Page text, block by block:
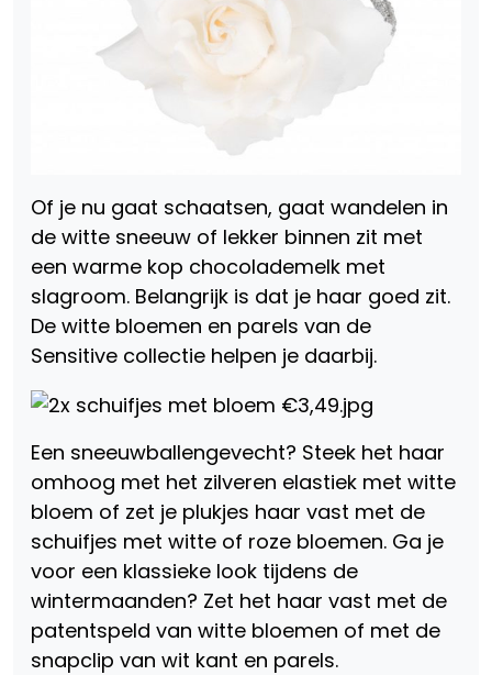
Of je nu gaat schaatsen, gaat wandelen in
de witte sneeuw of lekker binnen zit met
een warme kop chocolademelk met
slagroom. Belangrijk is dat je haar goed zit.
De witte bloemen en parels van de
Sensitive collectie helpen je daarbij.
Een sneeuwballengevecht? Steek het haar
omhoog met het zilveren elastiek met witte
bloem of zet je plukjes haar vast met de
schuifjes met witte of roze bloemen. Ga je
voor een klassieke look tijdens de
wintermaanden? Zet het haar vast met de
patentspeld van witte bloemen of met de
snapclip van wit kant en parels.